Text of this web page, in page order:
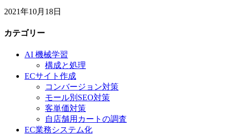
2021年10月18日
カテゴリー
AI 機械学習
構成と処理
ECサイト作成
コンバージョン対策
モール別SEO対策
客単価対策
自店舗用カートの調査
EC業務システム化